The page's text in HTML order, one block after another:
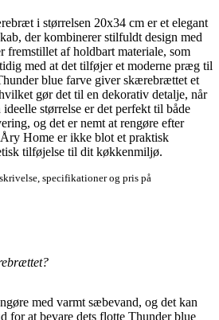
i størrelsen 20x34 cm er et elegant
der kombinerer stilfuldt design med
fremstillet af holdbart materiale, som
med at det tilføjer et moderne præg til
blue farve giver skærebrættet et
gør det til en dekorativ detalje, når
størrelse er det perfekt til både
og det er nemt at rengøre efter
Home er ikke blot et praktisk
tilføjelse til dit køkkenmiljø.
specifikationer og pris på
med varmt sæbevand, og det kan
for at bevare dets flotte Thunder blue